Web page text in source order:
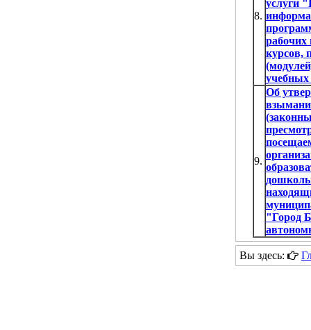
8.
услуги
рабочих
курсов,
9.
Об
"Город
Вы здесь: